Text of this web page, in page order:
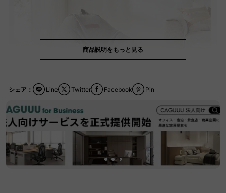
商品説明をもっと見る
シェア： Facebook
Twitter Pin
Line